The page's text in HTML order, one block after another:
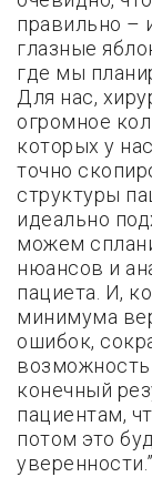
правильно –
глазные
где мы
Для нас,
огромное
которых у
точно
структуры
идеально
можем
нюансов и
пациета. И,
минимума
ошибок,
возможность
конечный
пациентам,
потом это
уверенности.”